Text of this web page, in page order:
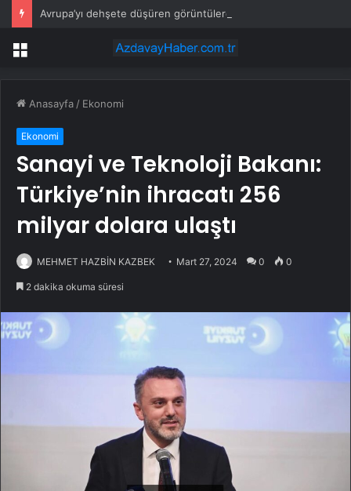
Menü
Anasayfa / Ekonomi
Ekonomi
Sanayi ve Teknoloji Bakanı:
Türkiye’nin ihracatı 256
milyar dolara ulaştı
MEHMET HAZBİN KAZBEK Mart 27, 2024 0 0
2 dakika okuma süresi